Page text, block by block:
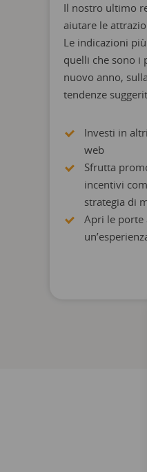
Il nostro ultimo
aiutare le
Le indicazioni
quelli che sono i
nuovo anno,
tendenze
Investi in
web
Sfrutta
incentivi
strategia di
Apri le porte